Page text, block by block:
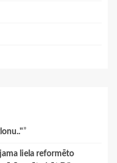
”
liela reformēto